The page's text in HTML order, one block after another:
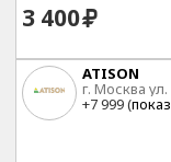
3 400
ATISON
г. Москва
+7 999 (